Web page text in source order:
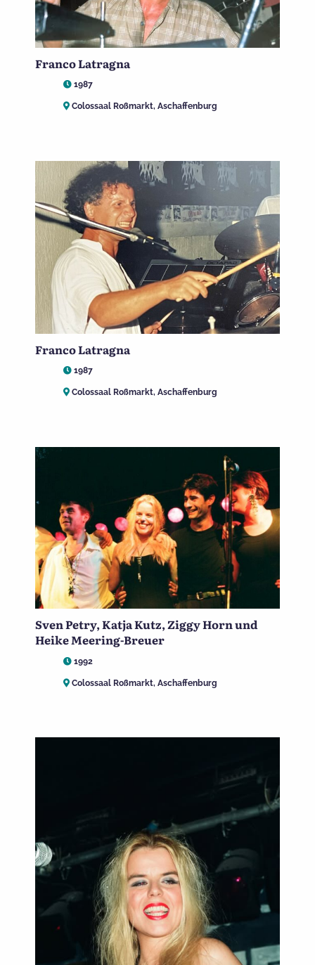
Franco Latragna
1987
Colossaal Roßmarkt, Aschaffenburg
Franco Latragna
1987
Colossaal Roßmarkt, Aschaffenburg
Sven Petry, Katja Kutz, Ziggy Horn und
Heike Meering-Breuer
1992
Colossaal Roßmarkt, Aschaffenburg